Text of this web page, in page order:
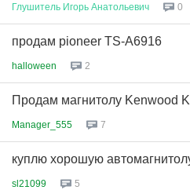
Глушитель Игорь Анатольевич 0
продам pioneer TS-A6916
halloween 2
Продам магнитолу Kenwood
Manager_555 7
куплю хорошую
sl21099 5